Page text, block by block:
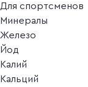
Для спортсменов
Минералы
Железо
Йод
Калий
Кальций